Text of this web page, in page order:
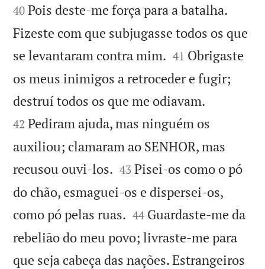
40 Pois deste-me força para a batalha.
Fizeste com que subjugasse todos os que
se levantaram contra mim. 

41 Obrigaste
os meus inimigos a retroceder e fugir;
destruí todos os que me odiavam.
42 Pediram ajuda, mas ninguém os
auxiliou; clamaram ao SENHOR, mas
recusou ouvi-los. 

43 Pisei-os como o pó
do chão, esmaguei-os e dispersei-os,
como pó pelas ruas. 

44 Guardaste-me da
rebelião do meu povo; livraste-me para
que seja cabeça das nações. Estrangeiros